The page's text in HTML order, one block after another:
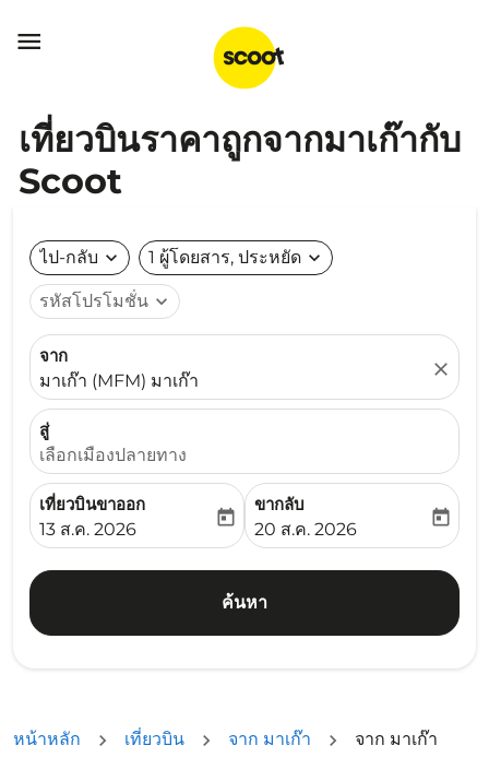

เที่ยวบินราคาถูกจากมาเก๊ากับ
Scoot
ไป-กลับ expand_more 1 ผู้โดยสาร, ประหยัด expand_more
รหัสโปรโมชั่น expand_more
จาก
มาเก๊า (MFM) มาเก๊า
close
สู่
เลือกเมืองปลายทาง
เที่ยวบินขาออก
fc-booking-departure-date-aria-label
13 ส.ค. 2026
today
ขากลับ
fc-booking-return-date-
20 ส.ค. 2026
today
ค้นหา
หน้าหลัก เที่ยวบิน จาก มาเก๊า จาก มาเก๊า